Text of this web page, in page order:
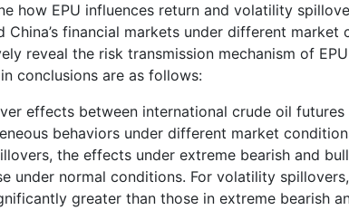
how EPU influences return and volatility
financial markets under different market
reveal the risk transmission mechanism of
conclusions are as follows:
effects between international crude oil futures
behaviors under different market
the effects under extreme bearish and
under normal conditions. For volatility
greater than those in extreme bearish